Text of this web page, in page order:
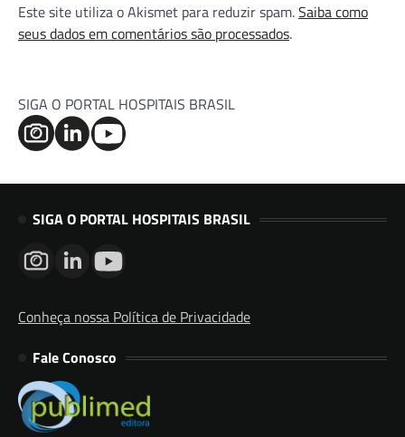
Este site utiliza o Akismet para reduzir spam.Saiba como
seus dados em comentários são processados.
SIGA O PORTAL HOSPITAIS BRASIL
SIGA O PORTAL HOSPITAIS BRASIL
Conheça nossa Política de Privacidade
Fale Conosco